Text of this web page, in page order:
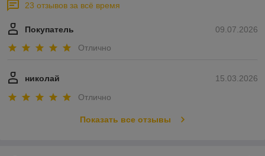
23 отзывов за всё время
09.07.2026
Покупатель
Отлично
15.03.2026
николай
Отлично
Показать все отзывы